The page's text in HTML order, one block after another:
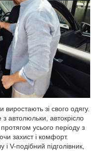
виростають зі свого одягу.
автолюльки, автокрісло
усього періоду з
захист і комфорт.
V-подібний підголівник,